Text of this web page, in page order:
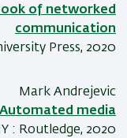
of networked
communication
Press, 2020.
Mark Andrejevic
Automated media
: Routledge, 2020.